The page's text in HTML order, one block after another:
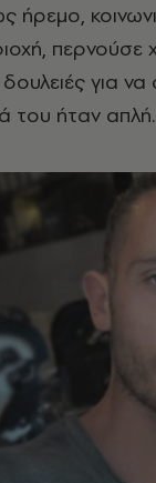
ήρεμο,
για
του ήταν απλή.